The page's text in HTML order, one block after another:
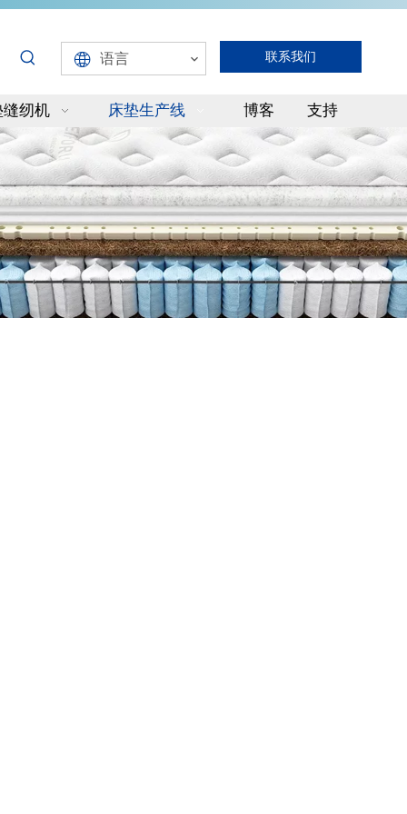
语言 联系我们
缝纫机 床垫生产线 博客 支持